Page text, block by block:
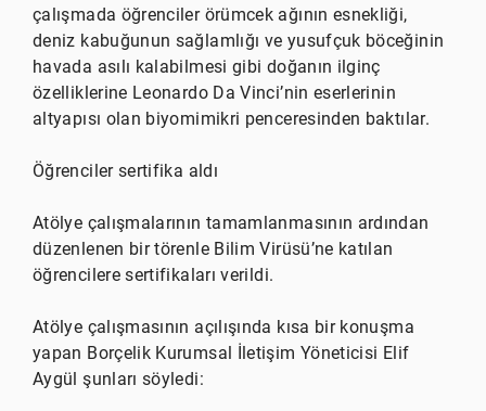
çalışmada öğrenciler örümcek ağının esnekliği,
deniz kabuğunun sağlamlığı ve yusufçuk böceğinin
havada asılı kalabilmesi gibi doğanın ilginç
özelliklerine Leonardo Da Vinci’nin eserlerinin
altyapısı olan biyomimikri penceresinden baktılar.
Öğrenciler sertifika aldı
Atölye çalışmalarının tamamlanmasının ardından
düzenlenen bir törenle Bilim Virüsü’ne katılan
öğrencilere sertifikaları verildi.
Atölye çalışmasının açılışında kısa bir konuşma
yapan Borçelik Kurumsal İletişim Yöneticisi Elif
Aygül şunları söyledi: